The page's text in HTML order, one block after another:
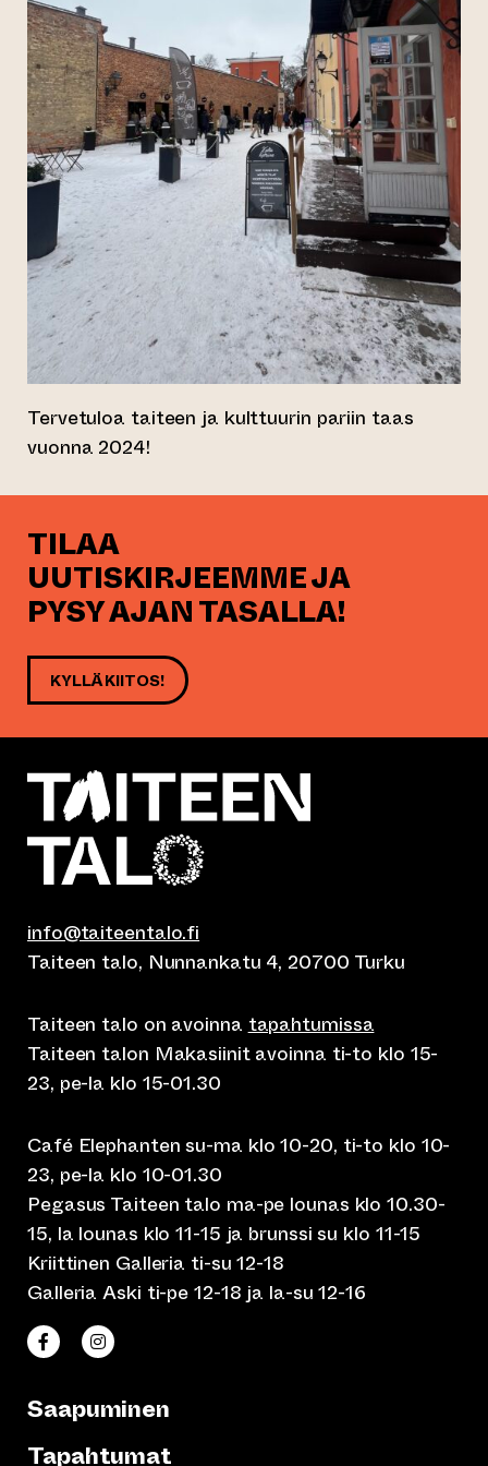
Tervetuloa taiteen ja kulttuurin pariin taas
vuonna 2024!
TILAA
UUTISKIRJEEMME JA
PYSY AJAN TASALLA!
KYLLÄ KIITOS!
info@taiteentalo.fi
Taiteen talo, Nunnankatu 4, 20700 Turku
Taiteen talo on avoinna tapahtumissa
Taiteen talon Makasiinit avoinna ti-to klo 15-
23, pe-la klo 15-01.30
Café Elephanten su-ma klo 10-20, ti-to klo 10-
23, pe-la klo 10-01.30
Pegasus Taiteen talo ma-pe lounas klo 10.30-
15, la lounas klo 11-15 ja brunssi su klo 11-15
Kriittinen Galleria ti-su 12-18
Galleria Aski ti-pe 12-18 ja la-su 12-16
Taiteen talo Facebookissa
(siirtyy toiseen verkkopalveluun)
Taiteen talo Instagramissa
(siirtyy toiseen verkkopalveluun)
Saapuminen
Tapahtumat